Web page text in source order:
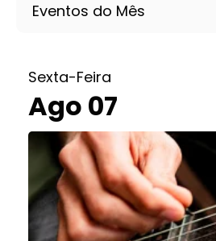
Eventos do Mês
Sexta-Feira
Ago 07